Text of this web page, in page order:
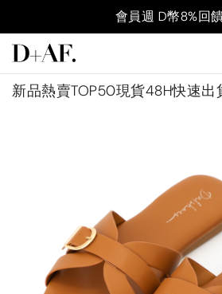
會員週 D幣8%回
新品熱賣TOP50現貨48H快速出